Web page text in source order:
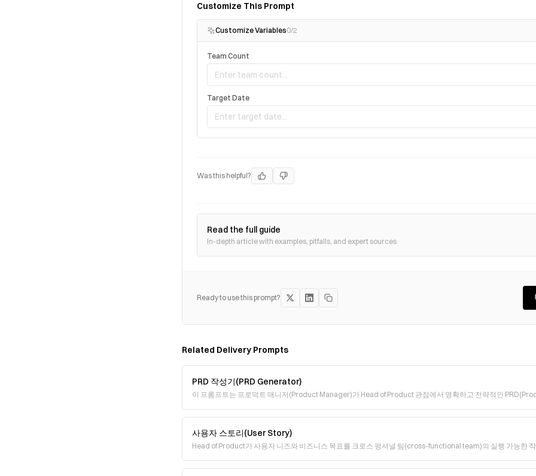
Customize This Prompt
Customize Variables0/2
Team Count
Target Date
Was this helpful?
Read the full guide
In-depth article with examples, pitfalls, and expert sources
Ready to use this prompt?
Related Delivery Prompts
PRD 작성기(PRD Generator)
이 프롬프트는 프로덕트 매니저(Product Manager)가 Head of Product 관점에서 명확하고 전략적인
사용자 스토리(User Story)
Head of Product가 사용자 니즈와 비즈니스 목표를 크로스 펑셔널 팀(cross-functional team)의 실행 가능한